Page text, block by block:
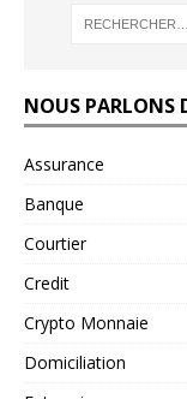
NOUS PARLONS
Assurance
Banque
Courtier
Credit
Crypto Monnaie
Domiciliation